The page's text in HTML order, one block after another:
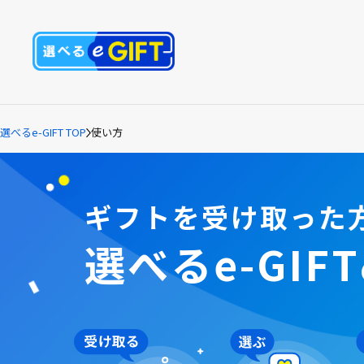
選べるe-GIFT TOP 使い方
ギフトを受け取った
選べるe-GIFT